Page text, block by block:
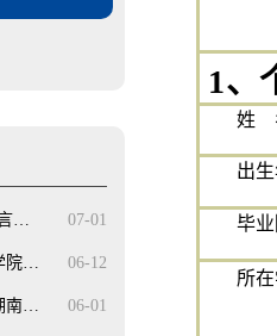
07-01
…
06-12
院…
06-01
南…
1、
姓
出
毕
所